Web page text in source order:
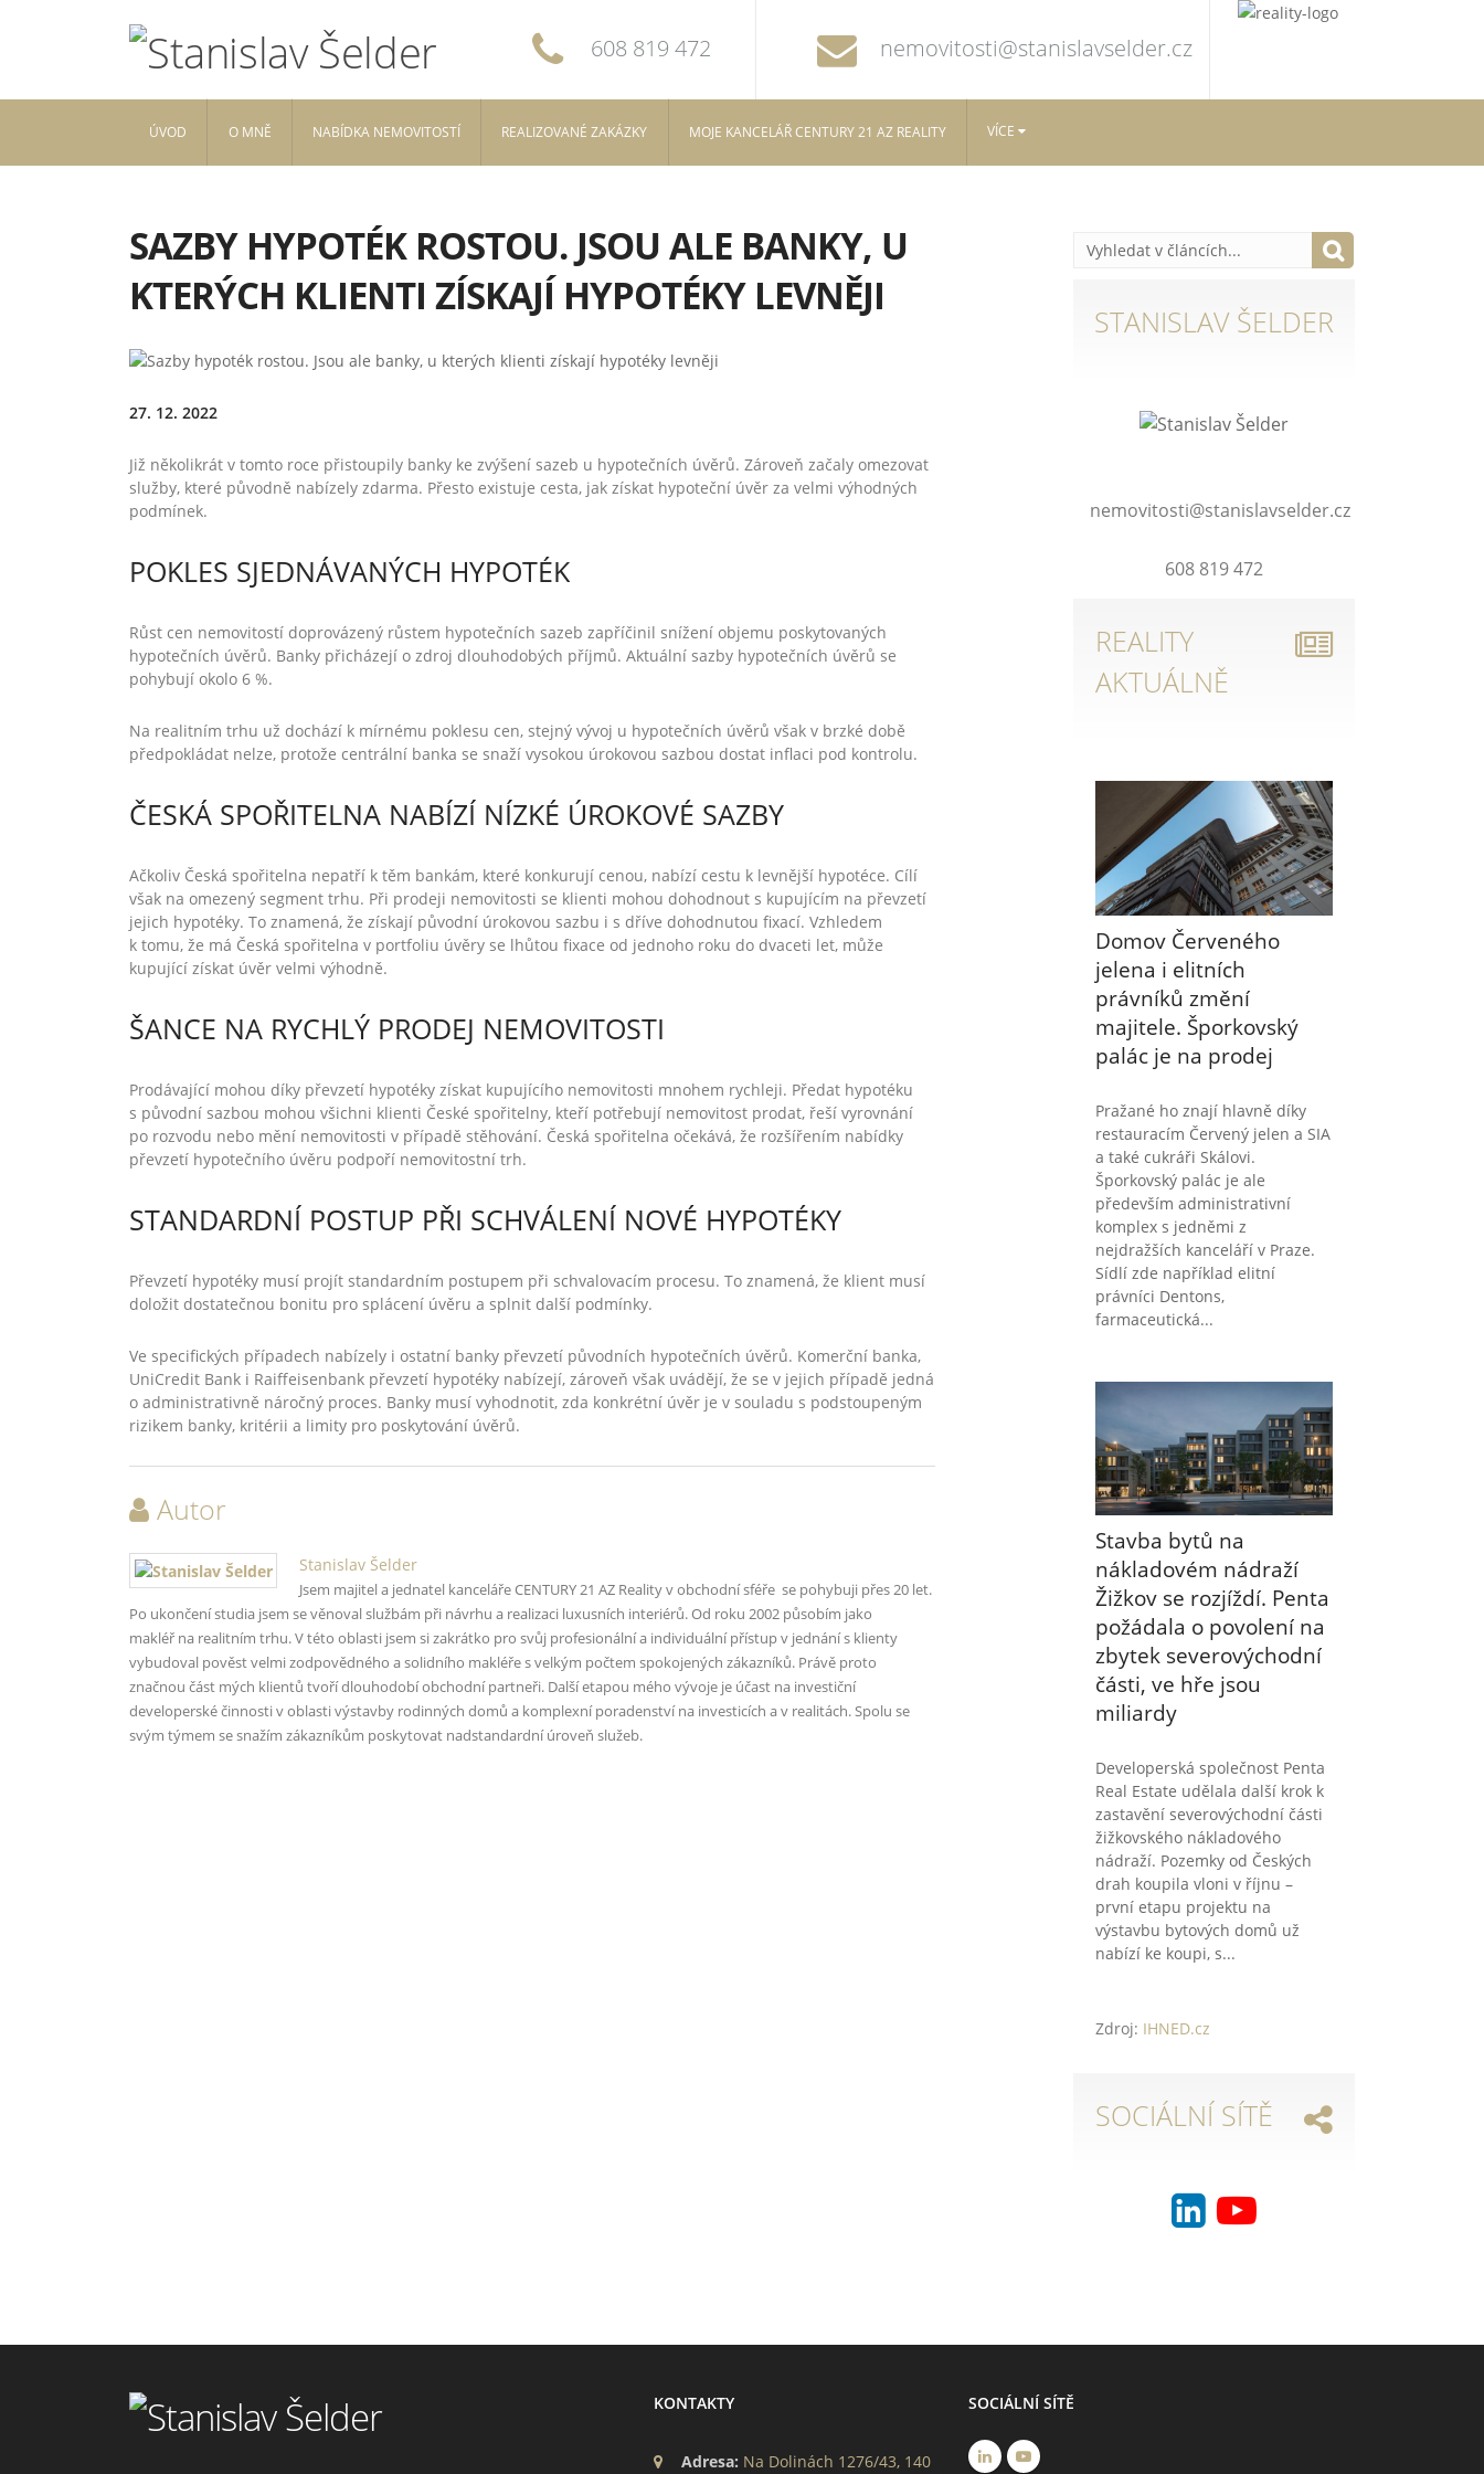
608 819 472 nemovitosti@stanislavselder.cz
ÚVOD O MNĚ NABÍDKA NEMOVITOSTÍ REALIZOVANÉ ZAKÁZKY MOJE KANCELÁŘ CENTURY 21 AZ REALITY VÍCE
SAZBY HYPOTÉK ROSTOU. JSOU ALE BANKY, U
KTERÝCH KLIENTI ZÍSKAJÍ HYPOTÉKY LEVNĚJI
27. 12. 2022
Již několikrát v tomto roce přistoupily banky ke zvýšení sazeb u hypotečních úvěrů. Zároveň začaly omezovat
služby, které původně nabízely zdarma. Přesto existuje cesta, jak získat hypoteční úvěr za velmi výhodných
podmínek.
POKLES SJEDNÁVANÝCH HYPOTÉK
Růst cen nemovitostí doprovázený růstem hypotečních sazeb zapříčinil snížení objemu poskytovaných
hypotečních úvěrů. Banky přicházejí o zdroj dlouhodobých příjmů. Aktuální sazby hypotečních úvěrů se
pohybují okolo 6 %.
Na realitním trhu už dochází k mírnému poklesu cen, stejný vývoj u hypotečních úvěrů však v brzké době
předpokládat nelze, protože centrální banka se snaží vysokou úrokovou sazbou dostat inflaci pod kontrolu.
ČESKÁ SPOŘITELNA NABÍZÍ NÍZKÉ ÚROKOVÉ SAZBY
Ačkoliv Česká spořitelna nepatří k těm bankám, které konkurují cenou, nabízí cestu k levnější hypotéce. Cílí
však na omezený segment trhu. Při prodeji nemovitosti se klienti mohou dohodnout s kupujícím na převzetí
jejich hypotéky. To znamená, že získají původní úrokovou sazbu i s dříve dohodnutou fixací. Vzhledem
k tomu, že má Česká spořitelna v portfoliu úvěry se lhůtou fixace od jednoho roku do dvaceti let, může
kupující získat úvěr velmi výhodně.
ŠANCE NA RYCHLÝ PRODEJ NEMOVITOSTI
Prodávající mohou díky převzetí hypotéky získat kupujícího nemovitosti mnohem rychleji. Předat hypotéku
s původní sazbou mohou všichni klienti České spořitelny, kteří potřebují nemovitost prodat, řeší vyrovnání
po rozvodu nebo mění nemovitosti v případě stěhování. Česká spořitelna očekává, že rozšířením nabídky
převzetí hypotečního úvěru podpoří nemovitostní trh.
STANDARDNÍ POSTUP PŘI SCHVÁLENÍ NOVÉ HYPOTÉKY
Převzetí hypotéky musí projít standardním postupem při schvalovacím procesu. To znamená, že klient musí
doložit dostatečnou bonitu pro splácení úvěru a splnit další podmínky.
Ve specifických případech nabízely i ostatní banky převzetí původních hypotečních úvěrů. Komerční banka,
UniCredit Bank i Raiffeisenbank převzetí hypotéky nabízejí, zároveň však uvádějí, že se v jejich případě jedná
o administrativně náročný proces. Banky musí vyhodnotit, zda konkrétní úvěr je v souladu s podstoupeným
rizikem banky, kritérii a limity pro poskytování úvěrů.
Autor
Stanislav Šelder
Jsem majitel a jednatel kanceláře CENTURY 21 AZ Reality v obchodní sféře se pohybuji přes 20 let.
Po ukončení studia jsem se věnoval službám při návrhu a realizaci luxusních interiérů. Od roku 2002 působím jako
makléř na realitním trhu. V této oblasti jsem si zakrátko pro svůj profesionální a individuální přístup v jednání s klienty
vybudoval pověst velmi zodpovědného a solidního makléře s velkým počtem spokojených zákazníků. Právě proto
značnou část mých klientů tvoří dlouhodobí obchodní partneři. Další etapou mého vývoje je účast na investiční
developerské činnosti v oblasti výstavby rodinných domů a komplexní poradenství na investicích a v realitách. Spolu se
svým týmem se snažím zákazníkům poskytovat nadstandardní úroveň služeb.
STANISLAV ŠELDER
nemovitosti@stanislavselder.cz
608 819 472
REALITY
AKTUÁLNĚ
Domov Červeného
jelena i elitních
právníků změní
majitele. Šporkovský
palác je na prodej
Pražané ho znají hlavně díky
restauracím Červený jelen a SIA
a také cukráři Skálovi.
Šporkovský palác je ale
především administrativní
komplex s jedněmi z
nejdražších kanceláří v Praze.
Sídlí zde například elitní
právníci Dentons,
farmaceutická...
Stavba bytů na
nákladovém nádraží
Žižkov se rozjíždí. Penta
požádala o povolení na
zbytek severovýchodní
části, ve hře jsou
miliardy
Developerská společnost Penta
Real Estate udělala další krok k
zastavění severovýchodní části
žižkovského nákladového
nádraží. Pozemky od Českých
drah koupila vloni v říjnu –
první etapu projektu na
výstavbu bytových domů už
nabízí ke koupi, s...
Zdroj: IHNED.cz
SOCIÁLNÍ SÍTĚ
KONTAKTY
Adresa: Na Dolinách 1276/43, 140
SOCIÁLNÍ SÍTĚ